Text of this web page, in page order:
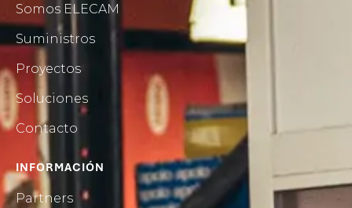
Somos ELECAM
Suministros
Proyectos
Soluciones
Contacto
INFORMACIÓN
Partners